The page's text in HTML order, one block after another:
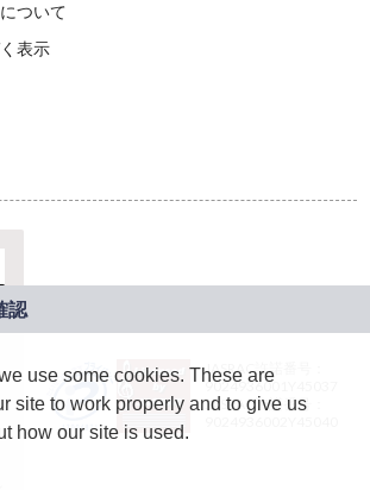
ついて
表示
JASRAC許諾番号：
9024936001Y45037
JASRAC許諾番号：
use some cookies. These are
site to work properly and to give us
how our site is used.